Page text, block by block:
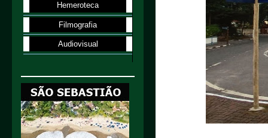
Hemeroteca
Filmografia
Audiovisual